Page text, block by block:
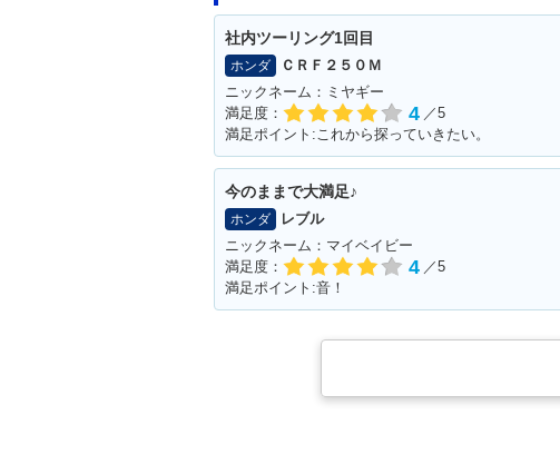
社内ツーリング1回目
ホンダ
ＣＲＦ２５０Ｍ
ニックネーム：ミヤギー
満足度：
4 ／5
満足ポイント:これから探っていきたい。
今のままで大満足♪
ホンダ
レブル
ニックネーム：マイベイビー
満足度：
4 ／5
満足ポイント:音！